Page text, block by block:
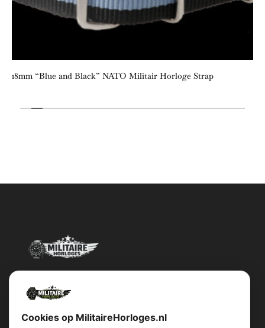
18mm “Blue and Black” NATO Militair Horloge Strap
Militairehorloges.nl is de exclusieve importeur en distributeur van
Cookies op MilitaireHorloges.nl